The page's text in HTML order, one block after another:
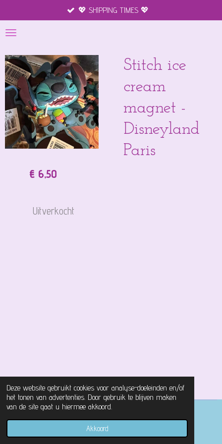
Deze website gebruikt cookies voor analyse-doeleinden en/of
het tonen van advertenties. Door gebruik te blijven maken
van de site gaat u hiermee akkoord.
Akkoord
direct
naar
hoofdinhoud
💖 SHIPPING TIMES 💖
Stitch ice
cream
magnet -
Disneyland
Paris
€ 6,50
Uitverkocht